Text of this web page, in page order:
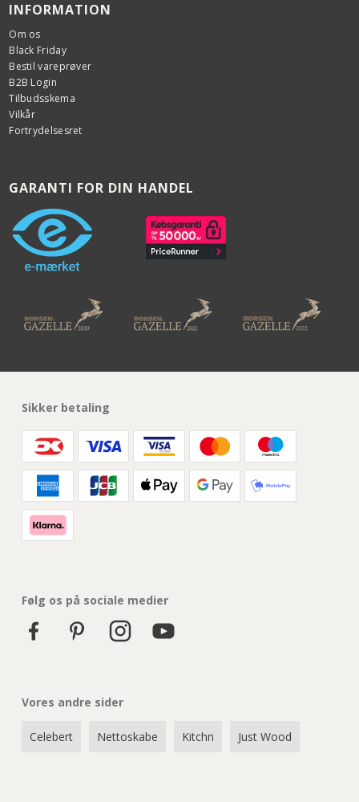
INFORMATION
Om os
Black Friday
Bestil vareprøver
B2B Login
Tilbudsskema
Vilkår
Fortrydelsesret
GARANTI FOR DIN HANDEL
Sikker betaling
Følg os på sociale medier
Vores andre sider
Celebert Nettoskabe Kitchn Just Wood